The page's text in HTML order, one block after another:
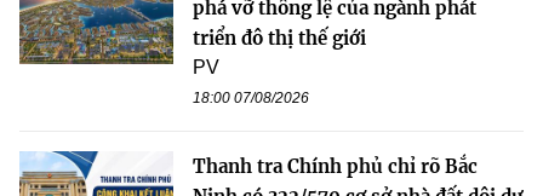
phá vỡ thông lệ của ngành phát
triển đô thị thế giới
PV
18:00 07/08/2026
Thanh tra Chính phủ chỉ rõ Bắc